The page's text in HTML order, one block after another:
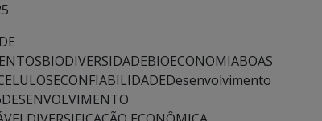
BIODIVERSIDADEBIOECONOMIABOAS
CONFIABILIDADEDesenvolvimento
DESENVOLVIMENTO